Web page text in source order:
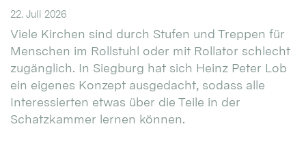
22. Juli 2026
Viele Kirchen sind durch Stufen und Treppen für
Menschen im Rollstuhl oder mit Rollator schlecht
zugänglich. In Siegburg hat sich Heinz Peter Lob
ein eigenes Konzept ausgedacht, sodass alle
Interessierten etwas über die Teile in der
Schatzkammer lernen können.